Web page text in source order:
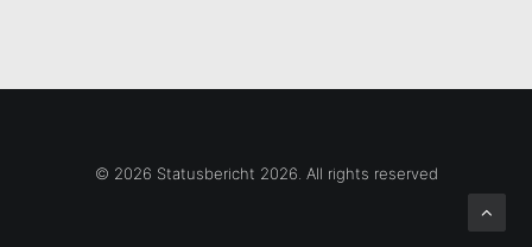
© 2026 Statusbericht 2026. All rights reserved